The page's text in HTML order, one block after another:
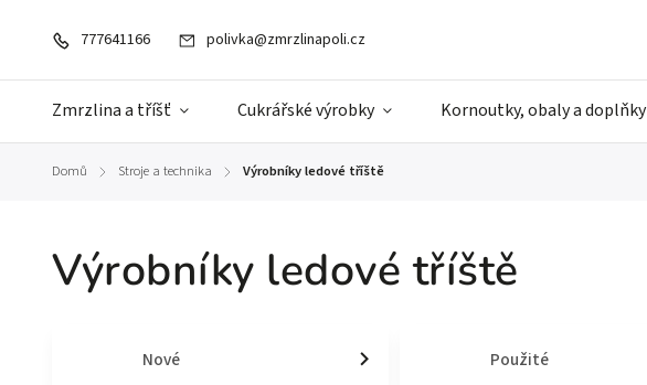
777641166 polivka@zmrzlinapoli.cz
Zmrzlina a tříšť Cukrářské výrobky Kornoutky, obaly a doplňky
Domů / Stroje a technika / Výrobníky ledové tříště
Výrobníky ledové tříště
Nové Použité